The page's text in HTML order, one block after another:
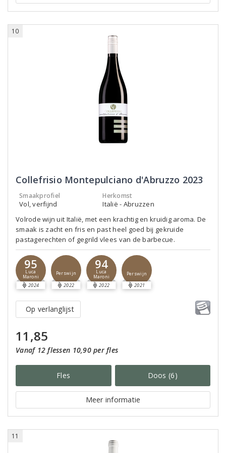
10
Collefrisio Montepulciano d'Abruzzo 2023
Smaakprofiel
Vol, verfijnd
Herkomst
Italië - Abruzzen
Volrode wijn uit Italië, met een krachtig en kruidig aroma. De
smaak is zacht en fris en past heel goed bij gekruide
pastagerechten of gegrild vlees van de barbecue.
95
Luca
Maroni
2024
Perswijn
2022
94
Luca
Maroni
2022
Perswijn
2021
Op verlanglijst
11,85
Vanaf 12 flessen 10,90 per fles
Fles Doos (6)
Meer informatie
11